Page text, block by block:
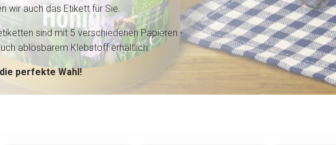
wir auch das Etikett für Sie.
sind mit 5 verschiedenen Papieren -
ablösbarem Klebstoff erhältlich.
perfekte Wahl!